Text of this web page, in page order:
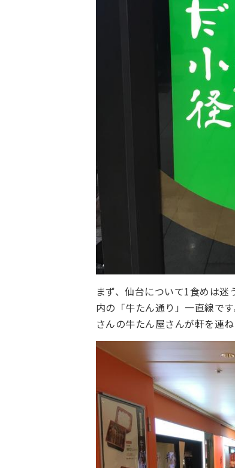
まず、仙台について1食めは
内の「牛たん通り」一直線で
さんの牛たん屋さんが軒を連